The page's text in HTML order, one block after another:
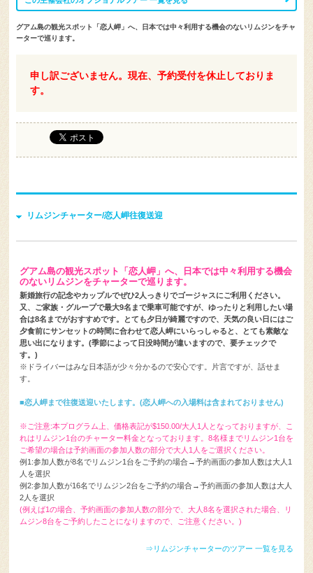
グアム島の観光スポット「恋人岬」へ、日本では中々利用する機会のないリムジンをチャ
す。
リムジンチャーター/恋人岬往復送迎
新婚旅行の記念やカップルでぜひ2人っきりでゴージャスにご利用ください。
又、ご家族・グループで最大9名まで乗車可能ですが、ゆったりと利用したい場
合は8名までがおすすめです。とても夕日が綺麗ですので、天気の良い日にはご
夕食前にサンセットの時間に合わせて恋人岬にいらっしゃると、とても素敵な
思い出になります。(季節によって日没時間が違いますので、要チェックで
す。)
※ドライバーはみな日本語が少々分かるので安心です。片言ですが、話せま
す。
■恋人岬まで往復送迎いたします。(恋人岬への入場料は含まれておりません)
※ご注意:本プログラム上、価格表記が$150.00/大人1人となっておりますが、こ
ご希望の場合は予約画面の参加人数の部分で大人1人をご選択ください。
例1:参加人数が8名でリムジン1台をご予約の場合→予約画面の参加人数は大人1
人を選択
例2:参加人数が16名でリムジン2台をご予約の場合→予約画面の参加人数は大人
2人を選択
(例えば1の場合、予約画面の参加人数の部分で、大人8名を選択された場合、リ
ムジン8台をご予約したことになりますので、ご注意ください。)
⇒リムジンチャーターのツアー 一覧を見る